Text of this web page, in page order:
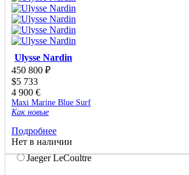
Gerald Genta
Giorgio Visconti
Girard-Perregaux
Gourji
Graff
Graham
Gucci
Harry Winston
IWC
Jacob&Co
Jaeger LeCoultre
Ulysse Nardin
450 800 ₽
$5 733
4 900 €
Maxi Marine Blue Surf
Как новые
Подробнее
Нет в наличии